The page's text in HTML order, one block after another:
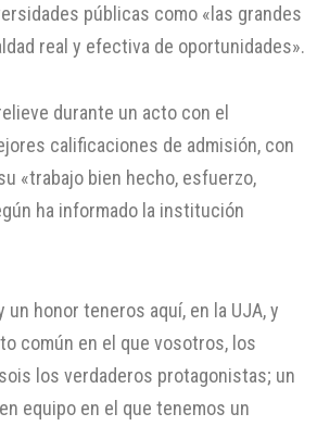
públicas como «las grandes
real y efectiva de oportunidades».
durante un acto con el
calificaciones de admisión, con
«trabajo bien hecho, esfuerzo,
ha informado la institución
un honor teneros aquí, en la UJA, y
común en el que vosotros, los
los verdaderos protagonistas; un
equipo en el que tenemos un